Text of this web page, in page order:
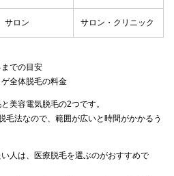
サロン サロン・クリニック
での目安
全体脱毛の料金
美容電気脱毛の2つです。
毛法なので、範囲が広いと時間がかかるう
人は、医療脱毛を選ぶのがおすすめで